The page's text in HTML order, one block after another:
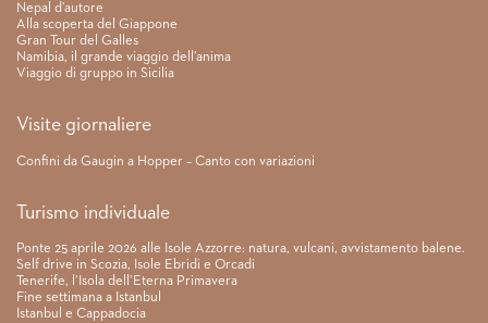
Nepal d’autore
Alla scoperta del Giappone
Gran Tour del Galles
Namibia, il grande viaggio dell’anima
Viaggio di gruppo in Sicilia
Visite giornaliere
Confini da Gaugin a Hopper – Canto con variazioni
Turismo individuale
Ponte 25 aprile 2026 alle Isole Azzorre: natura, vulcani, avvistamento balene.
Self drive in Scozia, Isole Ebridi e Orcadi
Tenerife, l’Isola dell’Eterna Primavera
Fine settimana a Istanbul
Istanbul e Cappadocia